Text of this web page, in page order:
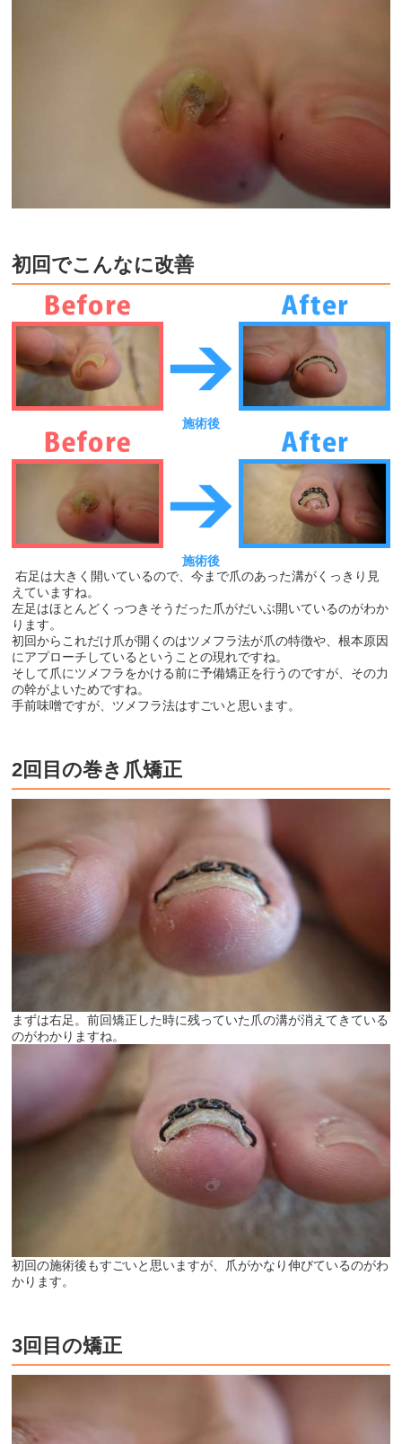
初回でこんなに改善
施術後
施術後
右足は大きく開いているので、今まで爪のあった溝がくっきり見
えていますね。
左足はほとんどくっつきそうだった爪がだいぶ開いているのがわか
ります。
初回からこれだけ爪が開くのはツメフラ法が爪の特徴や、根本原因
にアプローチしているということの現れですね。
そして爪にツメフラをかける前に予備矯正を行うのですが、その力
の幹がよいためですね。
手前味噌ですが、ツメフラ法はすごいと思います。
2回目の巻き爪矯正
まずは右足。前回矯正した時に残っていた爪の溝が消えてきている
のがわかりますね。
初回の施術後もすごいと思いますが、爪がかなり伸びているのがわ
かります。
3回目の矯正